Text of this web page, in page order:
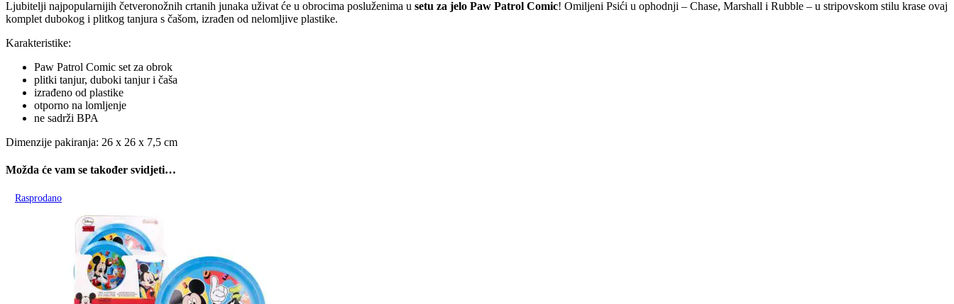
Ljubitelji najpopularnijih četveronožnih crtanih junaka uživat će u obrocima posluženima u setu za jelo Paw Patrol Comic! Omiljeni Psići u ophodnji – Chase, Marshall i Rubble – u stripovskom stilu krase ovaj
komplet dubokog i plitkog tanjura s čašom, izrađen od nelomljive plastike.
Karakteristike:
Paw Patrol Comic set za obrok
plitki tanjur, duboki tanjur i čaša
izrađeno od plastike
otporno na lomljenje
ne sadrži BPA
Dimenzije pakiranja: 26 x 26 x 7,5 cm
Možda će vam se također svidjeti…
Rasprodano